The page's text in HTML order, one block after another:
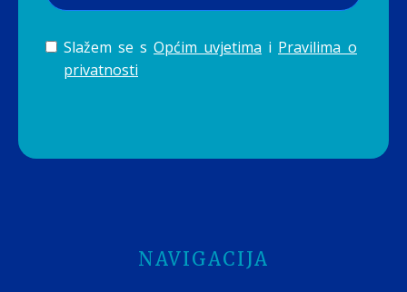
Slažem se s Općim uvjetima i Pravilima o
privatnosti
NAVIGACIJA